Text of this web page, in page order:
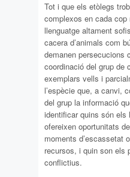
Tot i que els etòlegs
complexos en cada
llenguatge altament
cacera d’animals com
demanen persecucions
coordinació del grup de
exemplars vells i
l’espècie que, a canvi,
del grup la informació
identificar quins són
ofereixen oportunitats
moments d’escassetat
recursos, i quin son els
conflictius.